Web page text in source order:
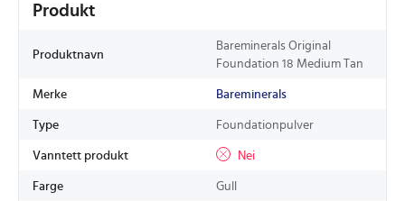
Produkt
Produktnavn
Bareminerals Original
Foundation 18 Medium Tan
Merke Bareminerals
Type Foundationpulver
Vanntett produkt Nei
Farge Gull